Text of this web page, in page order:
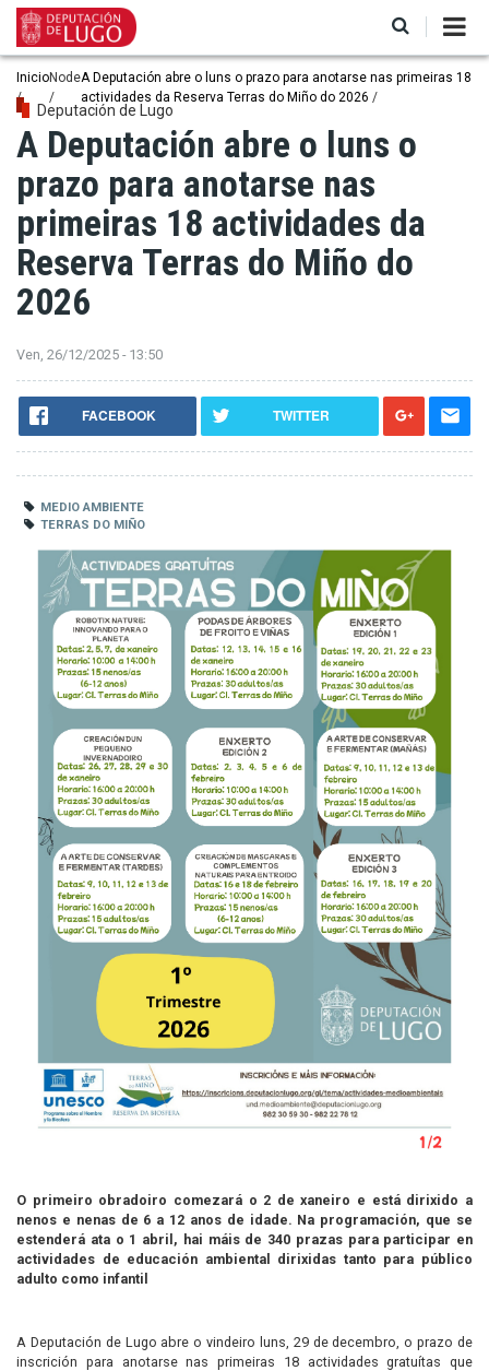
contido
principal
Miga
de
pan
InicioNodeA Deputación abre o luns o prazo para anotarse nas primeiras 18
actividades da Reserva Terras do Miño do 2026
Deputación de Lugo
A Deputación abre o luns o
prazo para anotarse nas
primeiras 18 actividades da
Reserva Terras do Miño do
2026
Ven, 26/12/2025 - 13:50
FACEBOOK TWITTER
MEDIO AMBIENTE
TERRAS DO MIÑO
O primeiro obradoiro comezará o 2 de xaneiro e está dirixido a
nenos e nenas de 6 a 12 anos de idade. Na programación, que se
estenderá ata o 1 abril, hai máis de 340 prazas para participar en
actividades de educación ambiental dirixidas tanto para público
adulto como infantil
A Deputación de Lugo abre o vindeiro luns, 29 de decembro, o prazo de
inscrición para anotarse nas primeiras 18 actividades gratuítas que